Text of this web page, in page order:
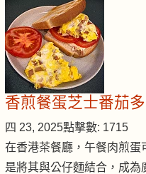
香煎餐蛋芝士番茄
四 23, 2025點擊數: 1715
在香港茶餐廳，午餐肉煎蛋
是將其與公仔麵結合，成